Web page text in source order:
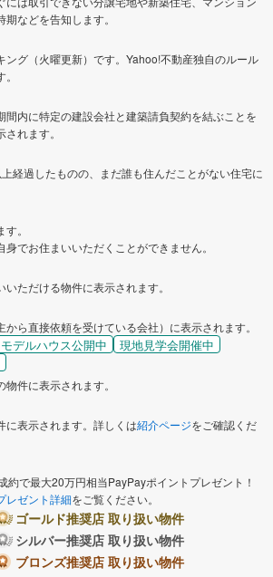
などを告知します。
ング（火曜更新）です。Yahoo!不動産独自のルール
間内に特定の建設会社と建築請負契約を結ぶことを
れます。
経過したものの、まだ誰も住んだことがない住宅に
。
でお住まいいただくことができません。
ただける物件に表示されます。
ら直接依頼を受けている会社）に表示されます。
モデルハウス公開中
現地見学会開催中
件に表示されます。
に表示されます。詳しくは紹介ページをご確認くだ
約で最大20万円相当PayPayポイントプレゼント！
レゼント詳細をご覧ください。
ゴールド推奨店 取り扱い物件
シルバー推奨店 取り扱い物件
ブロンズ推奨店 取り扱い物件